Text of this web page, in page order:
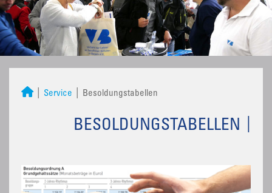
Service Besoldungstabellen
BESOLDUNGSTABELLEN